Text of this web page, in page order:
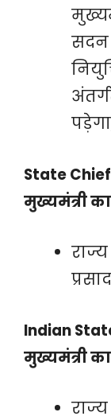
State
मुख्यमंत्री
Indian
मुख्यमंत्री